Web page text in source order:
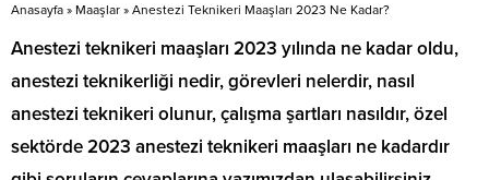
Anasayfa » Maaşlar » Anestezi Teknikeri Maaşları 2023 Ne Kadar?
Anestezi teknikeri maaşları 2023 yılında ne kadar oldu,
anestezi teknikerliği nedir, görevleri nelerdir, nasıl
anestezi teknikeri olunur, çalışma şartları nasıldır, özel
sektörde 2023 anestezi teknikeri maaşları ne kadardır